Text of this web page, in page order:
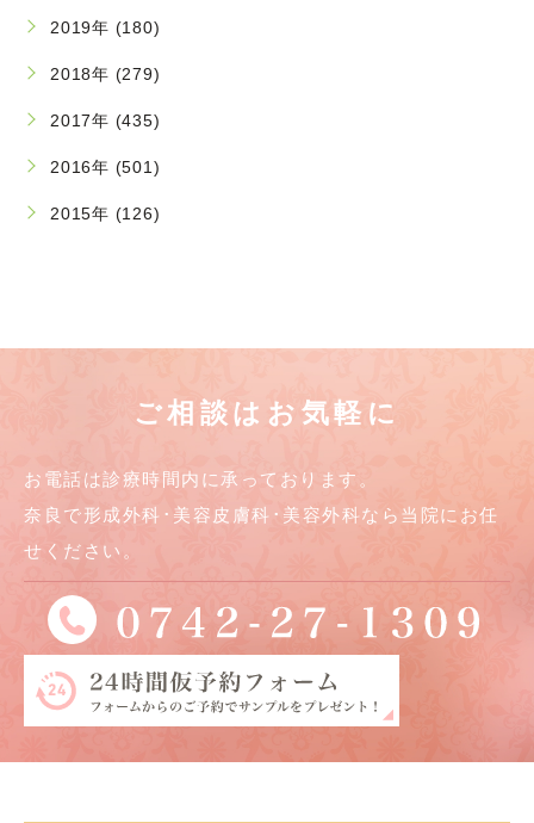
2019年 (180)
2018年 (279)
2017年 (435)
2016年 (501)
2015年 (126)
ご相談はお気軽に
お電話は診療時間内に承っております。
奈良で形成外科･美容皮膚科･美容外科なら当院にお任
せください。